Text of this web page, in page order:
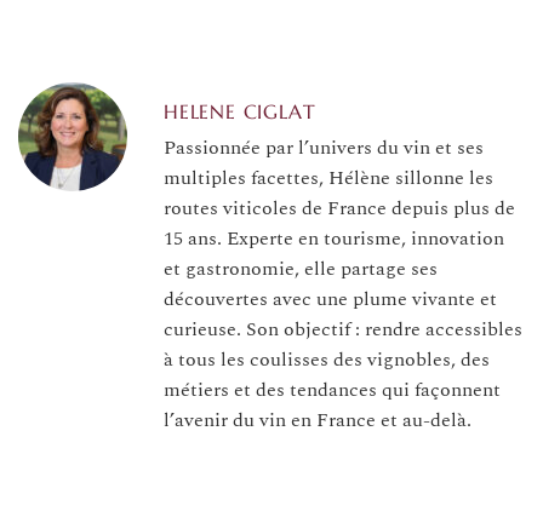
HELENE CIGLAT
Passionnée par l’univers du vin et ses
multiples facettes, Hélène sillonne les
routes viticoles de France depuis plus de
15 ans. Experte en tourisme, innovation
et gastronomie, elle partage ses
découvertes avec une plume vivante et
curieuse. Son objectif : rendre accessibles
à tous les coulisses des vignobles, des
métiers et des tendances qui façonnent
l’avenir du vin en France et au-delà.